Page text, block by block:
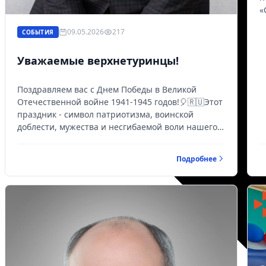
СОБЫТИЯ 09.05.2026 217
Уважаемые верхнетуринцы!
Поздравляем вас с Днем Победы в Великой
Отечественной войне 1941-1945 годов!🎈🇷🇺Этот
праздник - символ патриотизма, воинской
доблести, мужества и несгибаемой воли нашего
Подробнее